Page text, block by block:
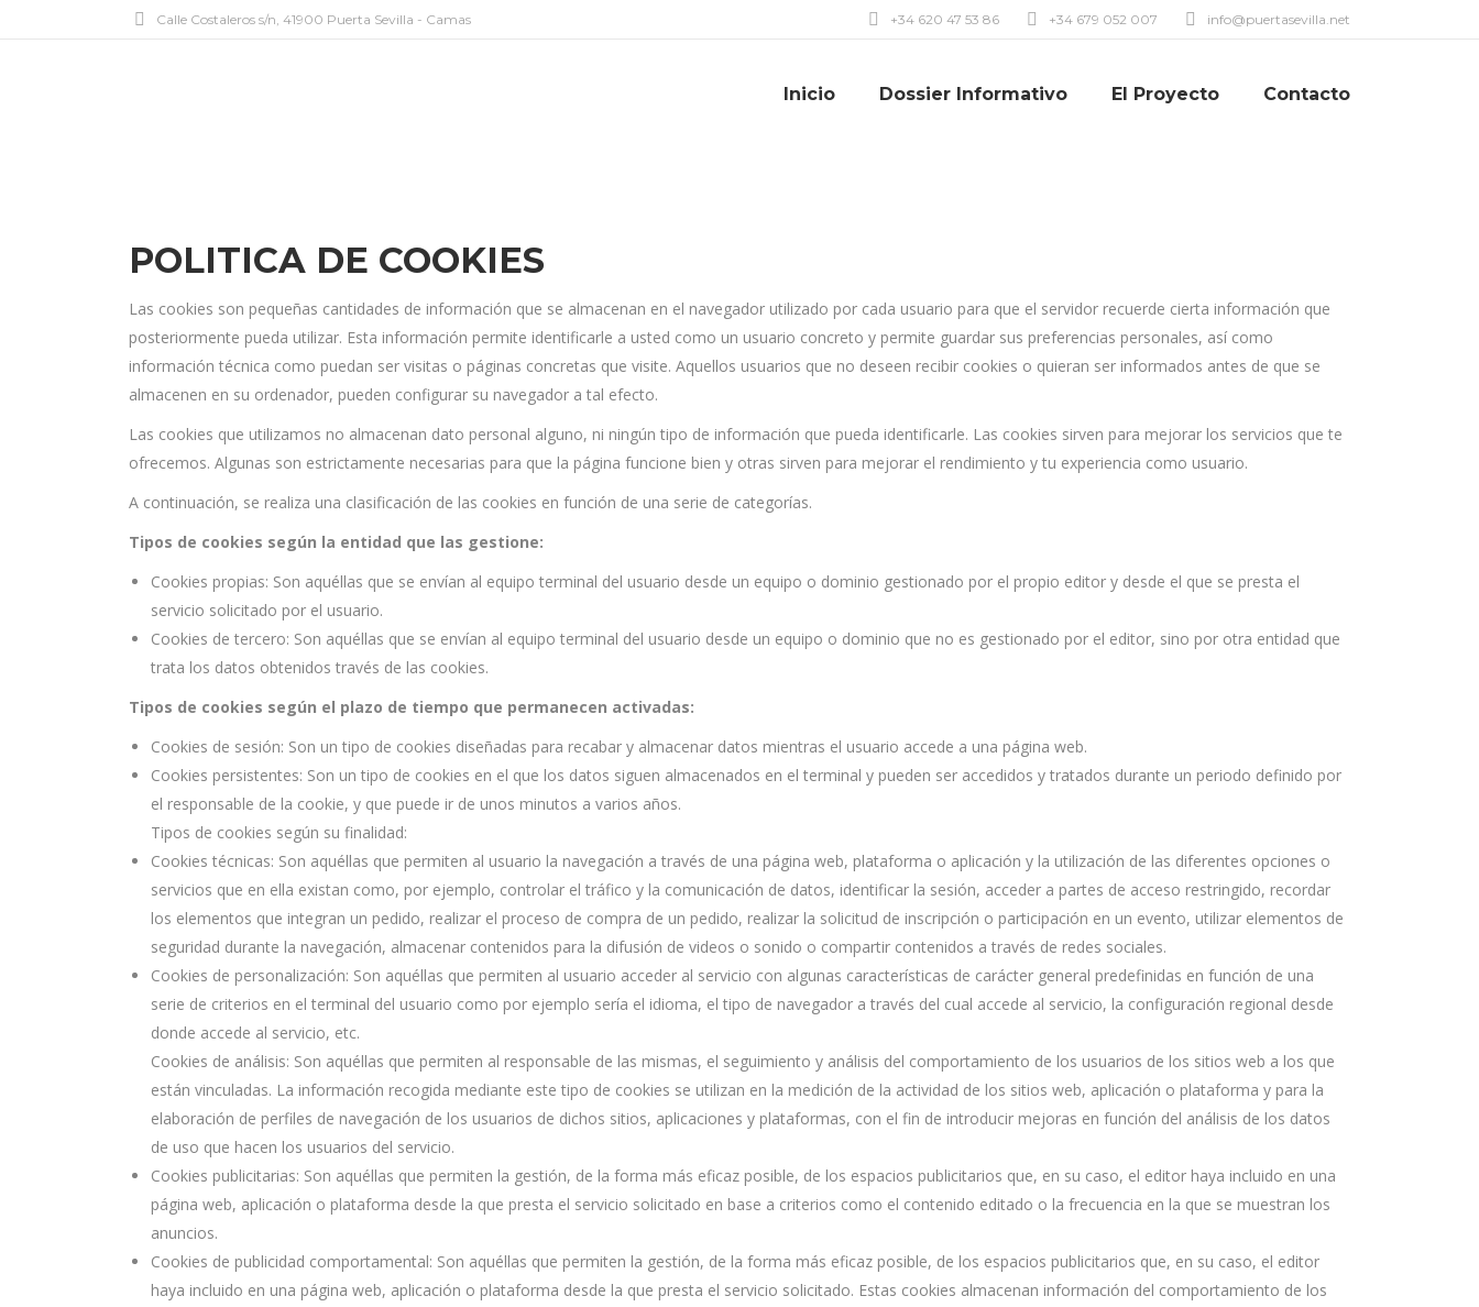
Calle Costaleros s/n, 41900 Puerta Sevilla - Camas +34 620 47 53 86 +34 679 052 007 info@puertasevilla.net
Inicio Dossier Informativo El Proyecto Contacto
POLITICA DE COOKIES
Las cookies son pequeñas cantidades de información que se almacenan en el navegador utilizado por cada usuario para que el servidor recuerde cierta información que
posteriormente pueda utilizar. Esta información permite identificarle a usted como un usuario concreto y permite guardar sus preferencias personales, así como
información técnica como puedan ser visitas o páginas concretas que visite. Aquellos usuarios que no deseen recibir cookies o quieran ser informados antes de que se
almacenen en su ordenador, pueden configurar su navegador a tal efecto.
Las cookies que utilizamos no almacenan dato personal alguno, ni ningún tipo de información que pueda identificarle. Las cookies sirven para mejorar los servicios que te
ofrecemos. Algunas son estrictamente necesarias para que la página funcione bien y otras sirven para mejorar el rendimiento y tu experiencia como usuario.
A continuación, se realiza una clasificación de las cookies en función de una serie de categorías.
Tipos de cookies según la entidad que las gestione:
Cookies propias: Son aquéllas que se envían al equipo terminal del usuario desde un equipo o dominio gestionado por el propio editor y desde el que se presta el
servicio solicitado por el usuario.
Cookies de tercero: Son aquéllas que se envían al equipo terminal del usuario desde un equipo o dominio que no es gestionado por el editor, sino por otra entidad que
trata los datos obtenidos través de las cookies.
Tipos de cookies según el plazo de tiempo que permanecen activadas:
Cookies de sesión: Son un tipo de cookies diseñadas para recabar y almacenar datos mientras el usuario accede a una página web.
Cookies persistentes: Son un tipo de cookies en el que los datos siguen almacenados en el terminal y pueden ser accedidos y tratados durante un periodo definido por
el responsable de la cookie, y que puede ir de unos minutos a varios años.
Tipos de cookies según su finalidad:
Cookies técnicas: Son aquéllas que permiten al usuario la navegación a través de una página web, plataforma o aplicación y la utilización de las diferentes opciones o
servicios que en ella existan como, por ejemplo, controlar el tráfico y la comunicación de datos, identificar la sesión, acceder a partes de acceso restringido, recordar
los elementos que integran un pedido, realizar el proceso de compra de un pedido, realizar la solicitud de inscripción o participación en un evento, utilizar elementos de
seguridad durante la navegación, almacenar contenidos para la difusión de videos o sonido o compartir contenidos a través de redes sociales.
Cookies de personalización: Son aquéllas que permiten al usuario acceder al servicio con algunas características de carácter general predefinidas en función de una
serie de criterios en el terminal del usuario como por ejemplo sería el idioma, el tipo de navegador a través del cual accede al servicio, la configuración regional desde
donde accede al servicio, etc.
Cookies de análisis: Son aquéllas que permiten al responsable de las mismas, el seguimiento y análisis del comportamiento de los usuarios de los sitios web a los que
están vinculadas. La información recogida mediante este tipo de cookies se utilizan en la medición de la actividad de los sitios web, aplicación o plataforma y para la
elaboración de perfiles de navegación de los usuarios de dichos sitios, aplicaciones y plataformas, con el fin de introducir mejoras en función del análisis de los datos
de uso que hacen los usuarios del servicio.
Cookies publicitarias: Son aquéllas que permiten la gestión, de la forma más eficaz posible, de los espacios publicitarios que, en su caso, el editor haya incluido en una
página web, aplicación o plataforma desde la que presta el servicio solicitado en base a criterios como el contenido editado o la frecuencia en la que se muestran los
anuncios.
Cookies de publicidad comportamental: Son aquéllas que permiten la gestión, de la forma más eficaz posible, de los espacios publicitarios que, en su caso, el editor
haya incluido en una página web, aplicación o plataforma desde la que presta el servicio solicitado. Estas cookies almacenan información del comportamiento de los